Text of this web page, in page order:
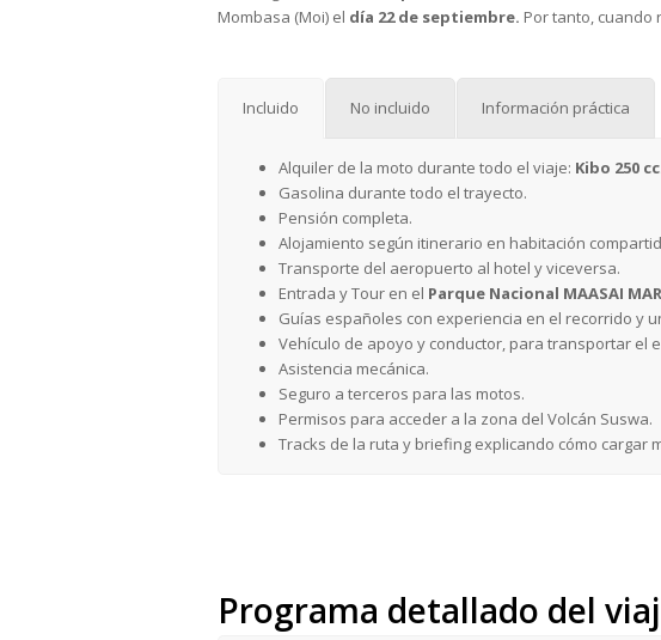
Mombasa (Moi) el día 22 de septiembre. Por tanto, cuando
Incluido No incluido Información práctica
Alquiler de la moto durante todo el viaje: Kibo 250
Gasolina durante todo el trayecto.
Pensión completa.
Alojamiento según itinerario en habitación
Transporte del aeropuerto al hotel y viceversa.
Entrada y Tour en el Parque Nacional MAASAI
Guías españoles con experiencia en el recorrido y
Vehículo de apoyo y conductor, para transportar el
Asistencia mecánica.
Seguro a terceros para las motos.
Permisos para acceder a la zona del Volcán Suswa.
Tracks de la ruta y briefing explicando cómo cargar
Programa detallado del